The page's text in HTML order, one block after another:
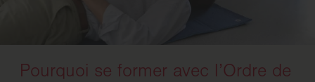
Pourquoi se former avec l’Ordre de